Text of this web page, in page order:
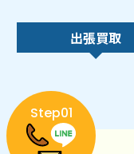
出張買取
Step01